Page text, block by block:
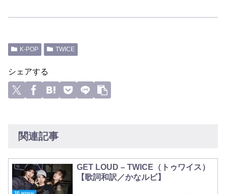
K-POP TWICE
シェアする
関連記事
GET LOUD – TWICE（トゥワイス）
【歌詞和訳／かなルビ】